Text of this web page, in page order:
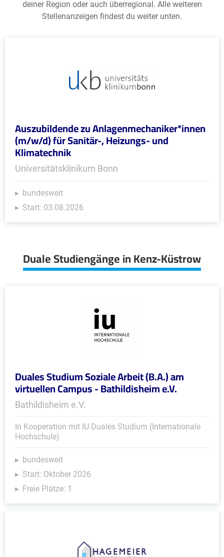
deiner Region oder auch überregional. Alle weiteren
Stellenanzeigen findest du weiter unten.
Auszubildende zu Anlagenmechaniker*innen
(m/w/d) für Sanitär-, Heizungs- und
Klimatechnik
Universitätsklinikum Bonn
bundesweit
Start: 03.08.2026
Duale Studiengänge in Kenz-Küstrow
Duales Studium Soziale Arbeit (B.A.) am
virtuellen Campus - Bathildisheim e.V.
Bathildisheim e.V.
In Kooperation mit IU Duales Studium (Internationale
Hochschule)
bundesweit
Start: Oktober 2026
Freie Plätze: 1